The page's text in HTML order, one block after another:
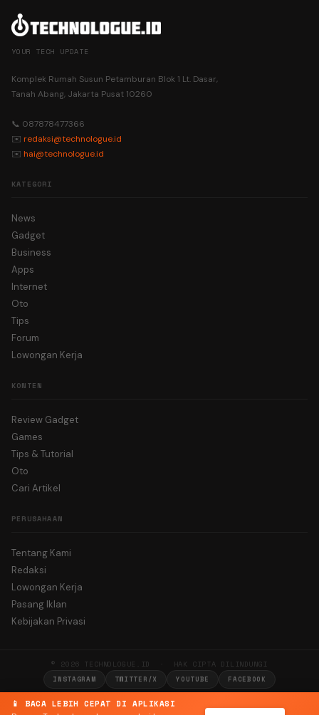
📱 BACA LEBIH CEPAT DI APLIKASI
YOUR TECH UPDATE
Komplek Rumah Susun Petamburan Blok 1 Lt. Dasar,
Tanah Abang, Jakarta Pusat 10260
📞 087878477366
✉️ redaksi@technologue.id
✉️ hai@technologue.id
KATEGORI
News
Gadget
Business
Apps
Internet
Oto
Tips
Forum
Lowongan Kerja
KONTEN
Review Gadget
Games
Tips & Tutorial
Oto
Cari Artikel
PERUSAHAAN
Tentang Kami
Redaksi
Lowongan Kerja
Pasang Iklan
Kebijakan Privasi
© 2026 TECHNOLOGUE.ID · HAK CIPTA DILINDUNGI
INSTAGRAM TWITTER/X YOUTUBE FACEBOOK